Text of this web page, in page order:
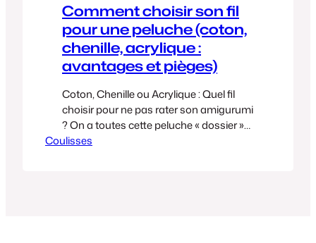
Comment choisir son fil
pour une peluche (coton,
chenille, acrylique :
avantages et pièges)
Coton, Chenille ou Acrylique : Quel fil
choisir pour ne pas rater son amigurumi
? On a toutes cette peluche « dossier »
cachée au fond d’un placard. Celle
Coulisses